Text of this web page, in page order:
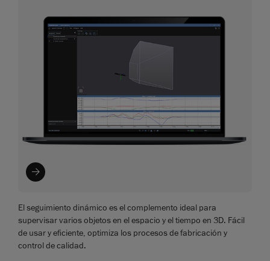
El seguimiento dinámico es el complemento ideal para
supervisar varios objetos en el espacio y el tiempo en 3D. Fácil
de usar y eficiente, optimiza los procesos de fabricación y
control de calidad.